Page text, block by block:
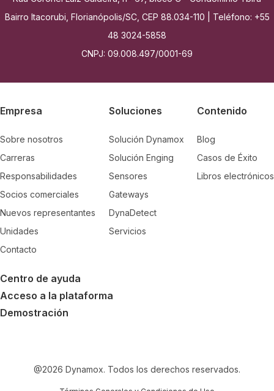
Bairro Itacorubi, Florianópolis/SC, CEP 88.034-110 | Teléfono: +55
48 3024-5858
CNPJ: 09.008.497/0001-69
Empresa
Sobre nosotros
Carreras
Responsabilidades
Socios comerciales
Nuevos representantes
Unidades
Contacto
Soluciones
Solución Dynamox
Solución Enging
Sensores
Gateways
DynaDetect
Servicios
Contenido
Blog
Casos de Éxito
Libros electrónicos
Centro de ayuda
Acceso a la plataforma
Demostración
@2026 Dynamox. Todos los derechos reservados.